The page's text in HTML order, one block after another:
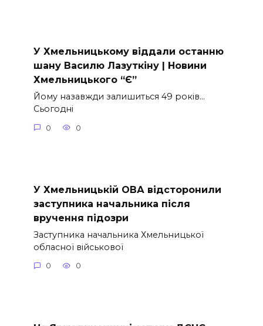
У Хмельницькому віддали останню
шану Василю Лазуткіну | Новини
Хмельницького “Є”
Йому назавжди залишиться 49 років…
Сьогодні
0 0
У Хмельницькій ОВА відсторонили
заступника начальника після
вручення підозри
Заступника начальника Хмельницької
обласної військової
0 0